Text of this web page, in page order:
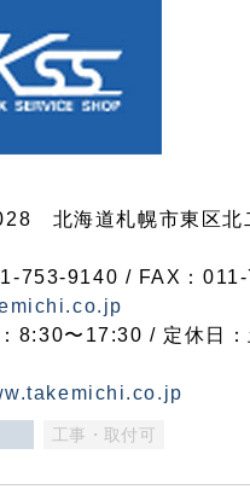
北海道札幌市東区北
753-9140 / FAX：
8:30〜17:30 / 定休日：
工事・取付可